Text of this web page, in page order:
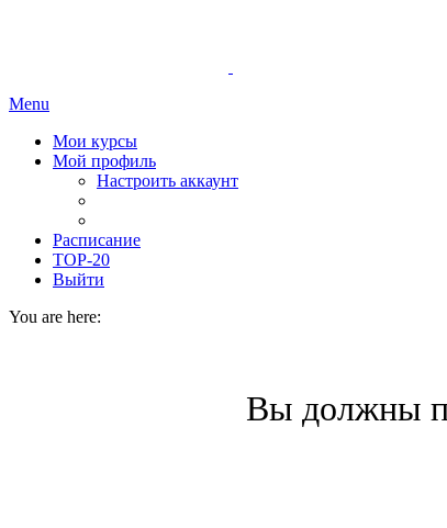
Menu
Мои курсы
Мой профиль
Настроить аккаунт
Расписание
TOP-20
Выйти
You are here:
Вы должны